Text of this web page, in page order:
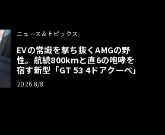
ニュース＆トピックス
EVの常識を撃ち抜くAMGの野
性。航続800kmと直6の咆哮を
宿す新型「GT 53 4ドアクーペ」
2026 8/8